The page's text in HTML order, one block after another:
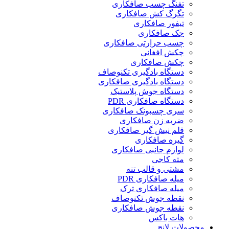
تفنگ چسب صافکاری
تگرگ کش صافکاری
تیفور صافکاری
جک صافکاری
چسب حرارتی صافکاری
چکش افغانی
چکش صافکاری
دستگاه بادگیری تکنوصاف
دستگاه بادگیری صافکاری
دستگاه جوش پلاستیک
دستگاه صافکاری PDR
سری چسبونک صافکاری
ضربه زن صافکاری
قلم نیش گیر صافکاری
گیره صافکاری
لوازم جانبی صافکاری
مته کاجی
مشتی و قالب تنه
میله صافکاری PDR
میله صافکاری ترک
نقطه جوش تکنوصاف
نقطه جوش صافکاری
هات باکس
محصولات لانچ